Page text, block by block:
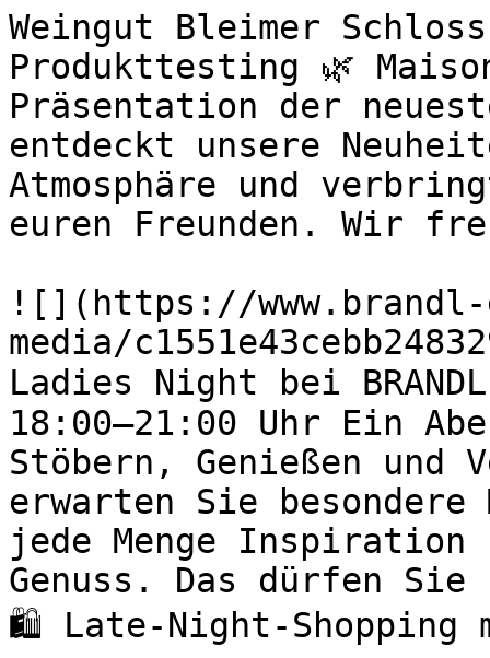
Weingut Bleimer
Produkttesting 🌿
Präsentation der
entdeckt unsere
Atmosphäre und
euren Freunden. Wir
![](https://
media/
Ladies Night bei
18:00–21:00 Uhr Ein
Stöbern, Genießen und
erwarten Sie besondere
jede Menge
Genuss. Das dürfen
🛍️ Late-Night-